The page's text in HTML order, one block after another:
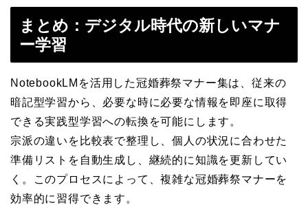
まとめ：デジタル時代の新しいマナ
ー学習
NotebookLMを活用した冠婚葬祭マナー集は、従来の
暗記型学習から、必要な時に必要な情報を即座に取得
できる実践型学習への転換を可能にします。
宗派の違いを比較表で整理し、個人の状況に合わせた
準備リストを自動生成し、継続的に知識を更新してい
く。このプロセスによって、複雑な冠婚葬祭マナーを
効率的に習得できます。